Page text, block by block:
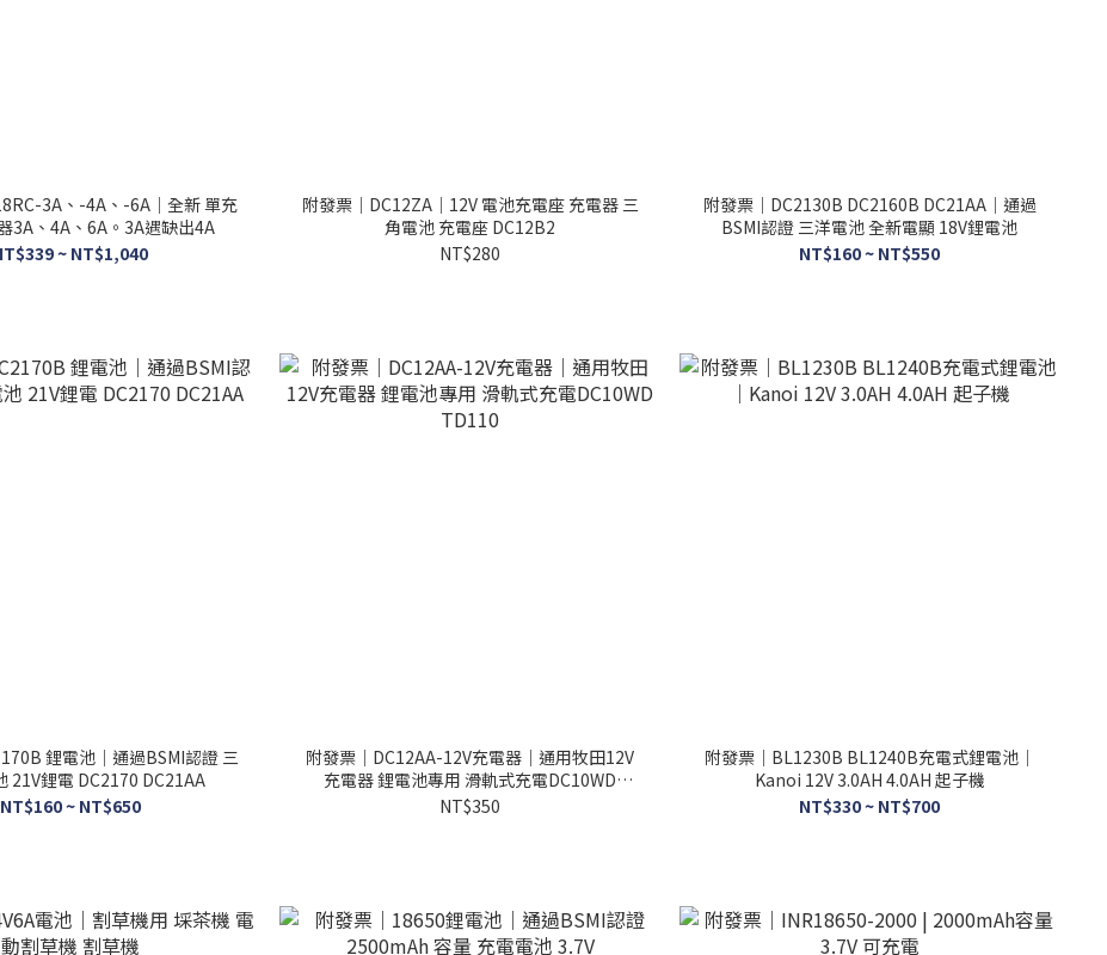
3A、-4A、-6A｜全新 單充
3A、4A、6A。3A遇缺出4A
~ NT$1,040
附發票｜DC12ZA｜12V 電池充電座 充電器 三
角電池 充電座 DC12B2
NT$280
附發票｜DC2130B DC2160B DC21AA｜通過
BSMI認證 三洋電池 全新電顯 18V鋰電池
NT$160 ~ NT$550
鋰電池｜通過BSMI認證 三
21V鋰電 DC2170 DC21AA
NT$160 ~ NT$650
附發票｜DC12AA-12V充電器｜通用牧田12V
充電器 鋰電池專用 滑軌式充電DC10WD
TD110
NT$350
附發票｜BL1230B BL1240B充電式鋰電池｜
Kanoi 12V 3.0AH 4.0AH 起子機
NT$330 ~ NT$700